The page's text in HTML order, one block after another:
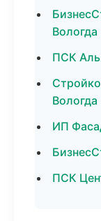
Вологда
ПСК
Вологда
ИП
ПСК